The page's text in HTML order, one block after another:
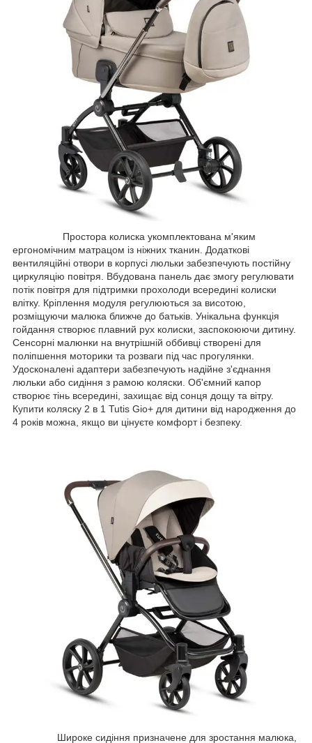
Простора колиска укомплектована м'яким
ергономічним матрацом із ніжних тканин. Додаткові
вентиляційні отвори в корпусі люльки забезпечують постійну
циркуляцію повітря. Вбудована панель дає змогу регулювати
потік повітря для підтримки прохолоди всередині колиски
влітку. Кріплення модуля регулюються за висотою,
розміщуючи малюка ближче до батьків. Унікальна функція
гойдання створює плавний рух колиски, заспокоюючи дитину.
Сенсорні малюнки на внутрішній оббивці створені для
поліпшення моторики та розваги під час прогулянки.
Удосконалені адаптери забезпечують надійне з'єднання
люльки або сидіння з рамою коляски. Об'ємний капор
створює тінь всередині, захищає від сонця дощу та вітру.
Купити коляску 2 в 1 Tutis Gio+ для дитини від народження до
4 років можна, якщо ви цінуєте комфорт і безпеку.
Широке сидіння призначене для зростання малюка,